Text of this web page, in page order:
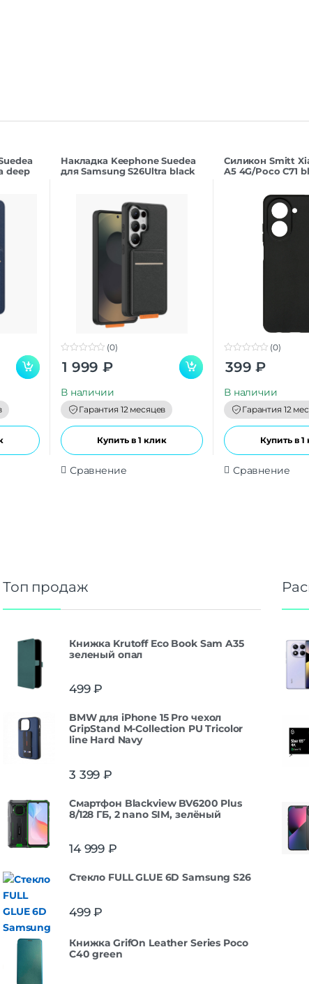
deep
Накладка Keephone Suedea
для Samsung S26Ultra black
o
(0)
1 999 ₽
В наличии
Гарантия 12 месяцев
Купить в 1 клик
Сравнение
Силикон Smitt
A5 4G/Poco C71
o
o
(0)
399 ₽
В наличии
Гарантия 12
Купить в 1
Сравнение
Топ продаж
Книжка Krutoff Eco Book Sam A35
зеленый опал
499₽
BMW для iPhone 15 Pro чехол
GripStand M-Collection PU Tricolor
line Hard Navy
3 399 ₽
Смартфон Blackview BV6200 Plus
8/128 ГБ, 2 nano SIM, зелёный
14 999 ₽
Стекло FULL GLUE 6D Samsung S26
499₽
Книжка GrifOn Leather Series Poco
C40 green